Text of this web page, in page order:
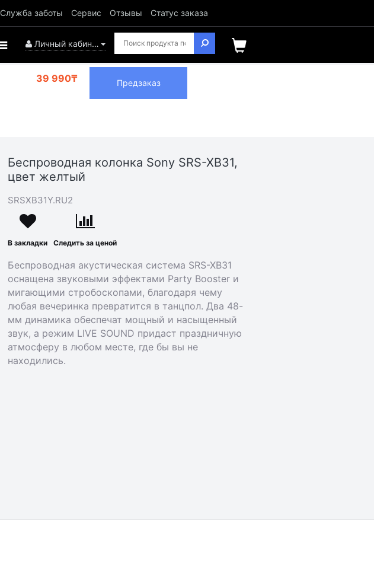
Служба заботы Сервис Отзывы Статус заказа
Личный кабинет
39 990₸ Предзаказ
Беспроводная колонка Sony SRS-XB31,
цвет желтый
SRSXB31Y.RU2
В закладки Следить за ценой
Беспроводная акустическая система SRS-XB31
оснащена звуковыми эффектами Party Booster и
мигающими стробоскопами, благодаря чему
любая вечеринка превратится в танцпол. Два 48-
мм динамика обеспечат мощный и насыщенный
звук, а режим LIVE SOUND придаст праздничную
атмосферу в любом месте, где бы вы не
находились.